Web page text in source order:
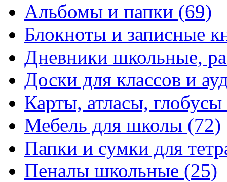
Альбомы и папки (69)
Блокноты и записные
Дневники школьные,
Доски для классов и
Карты, атласы, глобусы
Мебель для школы (72)
Папки и сумки для
Пеналы школьные (25)